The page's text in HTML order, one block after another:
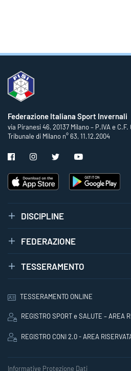
Federazione Italiana Sport Invernali
via Piranesi 46, 20137 Milano – P.IVA e
Tribunale di Milano n° 63, 11.12.2004
DISCIPLINE
FEDERAZIONE
TESSERAMENTO
TESSERAMENTO ONLINE
REGISTRO SPORT e SALUTE – AREA
REGISTRO CONI 2.0 - AREA
Informative Protezione Dati